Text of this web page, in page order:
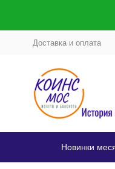
Доставка и оплата
Новинки